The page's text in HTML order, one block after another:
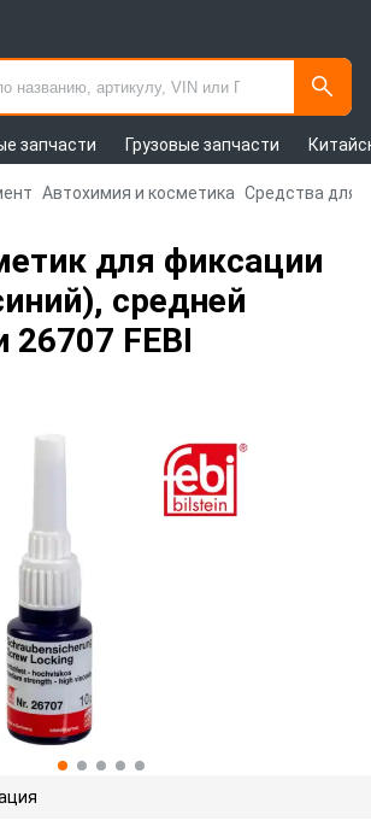
запчасти Грузовые запчасти
Автохимия и косметика Средства для
для фиксации
средней
26707 FEBI